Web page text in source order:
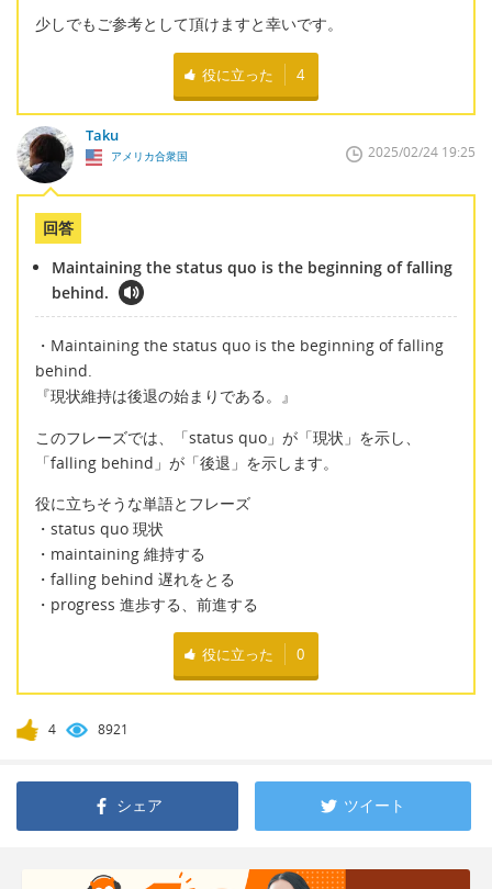
少しでもご参考として頂けますと幸いです。
役に立った 4
Taku
アメリカ合衆国 2025/02/24 19:25
回答
Maintaining the status quo is the beginning of falling
behind.
・Maintaining the status quo is the beginning of falling
behind.
『現状維持は後退の始まりである。』
このフレーズでは、「status quo」が「現状」を示し、
「falling behind」が「後退」を示します。
役に立ちそうな単語とフレーズ
・status quo 現状
・maintaining 維持する
・falling behind 遅れをとる
・progress 進歩する、前進する
役に立った 0
4 8921
シェア ツイート